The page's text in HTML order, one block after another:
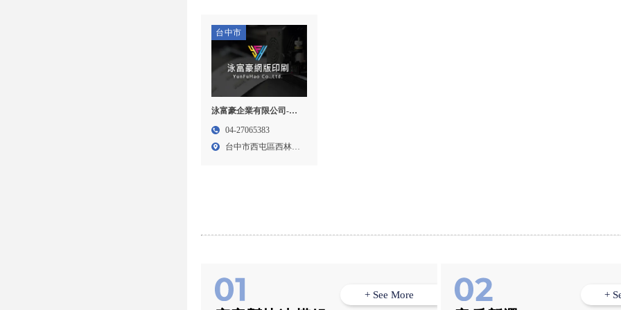
台中市
泳富豪企業有限公司-網
版印刷,網版製作,台中網
04-27065383
台中市西屯區西林巷
+ See More +